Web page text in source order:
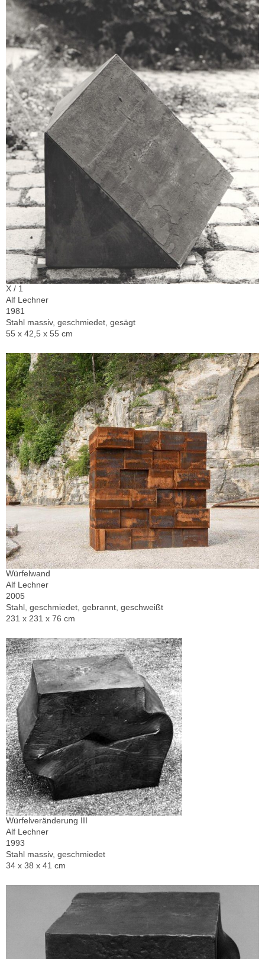
X / 1
Alf Lechner
1981
Stahl massiv, geschmiedet, gesägt
55 x 42,5 x 55 cm
Würfelwand
Alf Lechner
2005
Stahl, geschmiedet, gebrannt, geschweißt
231 x 231 x 76 cm
Würfelveränderung III
Alf Lechner
1993
Stahl massiv, geschmiedet
34 x 38 x 41 cm